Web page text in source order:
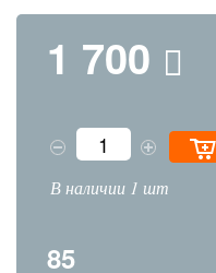
1 700
В наличии 1 шт
85